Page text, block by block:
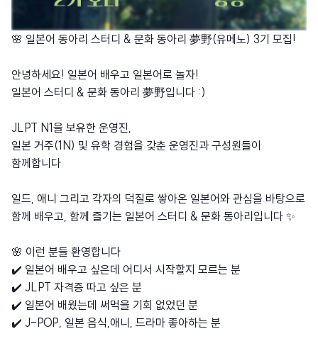
🌸 일본어 동아리 스터디 & 문화 동아리 夢野(유메노) 3기 모집!
안녕하세요! 일본어 배우고 일본어로 놀자!
일본어 스터디 & 문화 동아리 夢野입니다 :)
JLPT N1을 보유한 운영진,
일본 거주(1N) 및 유학 경험을 갖춘 운영진과 구성원들이
함께합니다.
일드, 애니 그리고 각자의 덕질로 쌓아온 일본어와 관심을 바탕으로
함께 배우고, 함께 즐기는 일본어 스터디 & 문화 동아리입니다 ✨
🌸 이런 분들 환영합니다
✔️ 일본어 배우고 싶은데 어디서 시작할지 모르는 분
✔️ JLPT 자격증 따고 싶은 분
✔️ 일본어 배웠는데 써먹을 기회 없었던 분
✔️ J-POP, 일본 음식,애니, 드라마 좋아하는 분